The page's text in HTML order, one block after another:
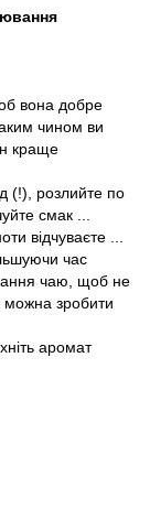
вона добре
чином ви
краще
(!), розлийте по
смак ...
відчуваєте ...
час
чаю, щоб не
можна зробити
аромат